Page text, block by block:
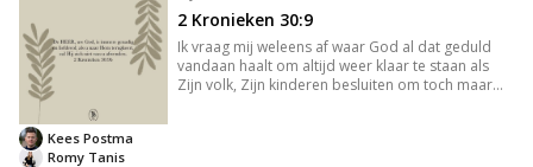
2 Kronieken 30:9
Ik vraag mij weleens af waar God al dat geduld
vandaan haalt om altijd weer klaar te staan als
Zijn volk, Zijn kinderen besluiten om toch maar
Romy Tanis
Kees Postma